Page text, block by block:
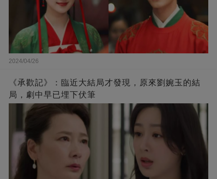
2024/04/26
《承歡記》：臨近大結局才發現，原來劉婉玉的結
局，劇中早已埋下伏筆